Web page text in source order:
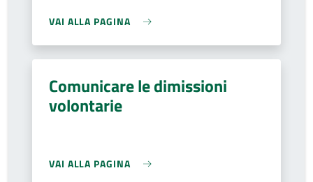
VAI ALLA PAGINA
Comunicare le dimissioni
volontarie
VAI ALLA PAGINA